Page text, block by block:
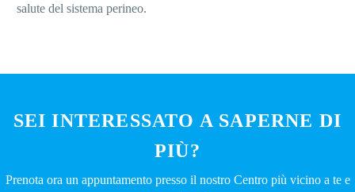
salute del sistema perineo.
SEI INTERESSATO A SAPERNE DI
PIÙ?
Prenota ora un appuntamento presso il nostro Centro più vicino a te e